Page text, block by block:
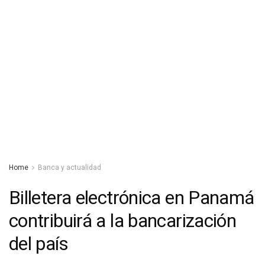
Home Banca y actualidad
Billetera electrónica en Panamá
contribuirá a la bancarización
del país